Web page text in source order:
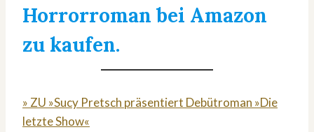
Horrorroman bei Amazon
zu kaufen.
» ZU »Sucy Pretsch präsentiert Debütroman »Die
letzte Show«